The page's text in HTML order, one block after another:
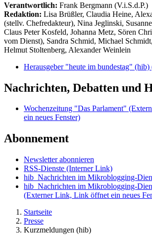
Verantwortlich: Frank Bergmann (V.i.S.d.P.)
Redaktion: Lisa Brüßler, Claudia Heine,
(stellv. Chefredakteur), Nina Jeglinski,
Claus Peter Kosfeld, Johanna Metz, Sören
vom Dienst), Sandra Schmid, Michael
Helmut Stoltenberg, Alexander Weinlein
Herausgeber "heute im bundestag" (hib)
Nachrichten, Debatten und
Wochenzeitung "Das Parlament"
ein neues Fenster)
Abonnement
Newsletter abonnieren
RSS-Dienste (Interner Link)
hib_Nachrichten im Mikroblogging-
hib_Nachrichten im Mikroblogging-
(Externer Link, Link öffnet ein neues
Startseite
Presse
Kurzmeldungen (hib)